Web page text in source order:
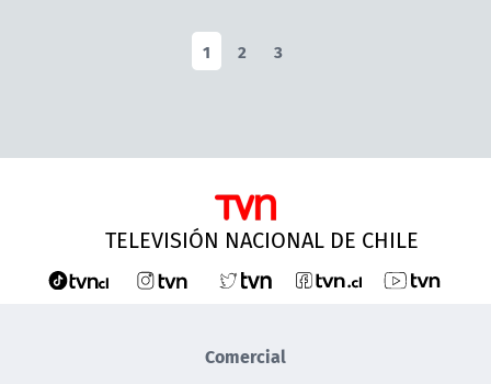
1 2 3
TELEVISIÓN NACIONAL DE CHILE
Comercial